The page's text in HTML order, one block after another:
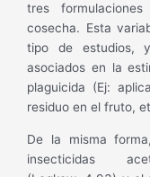
tres
cosecha. Esta
tipo de estudios,
asociados en la
plaguicida (Ej:
residuo en el fruto,
De la misma
insecticidas